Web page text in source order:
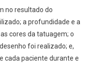
no resultado do
a profundidade e a
cores da tatuagem; o
foi realizado; e,
cada paciente durante e